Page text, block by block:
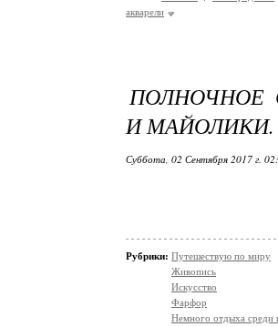
акварели
ПОЛНОЧНОЕ
И МАЙОЛИКИ.
Суббота, 02 Сентября 2017 г.
Рубрики: Путешествую по миру
Живопись
Искусство
Фарфор
Немного отдыха среди